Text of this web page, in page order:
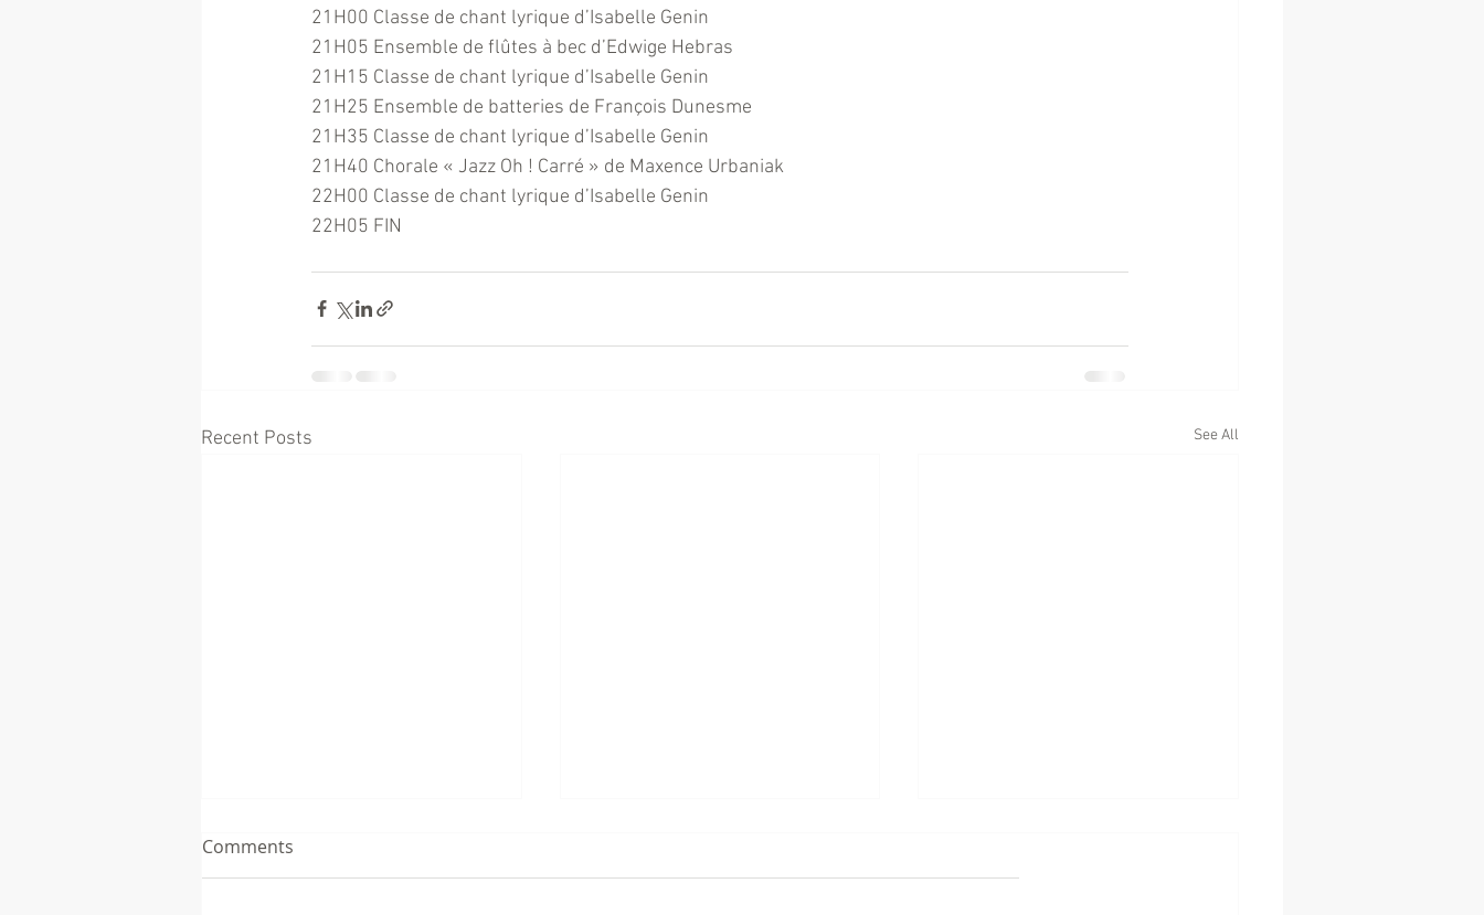
21H00 Classe de chant lyrique d’Isabelle Genin
21H05 Ensemble de flûtes à bec d’Edwige Hebras
21H15 Classe de chant lyrique d’Isabelle Genin
21H25 Ensemble de batteries de François Dunesme
21H35 Classe de chant lyrique d’Isabelle Genin
21H40 Chorale « Jazz Oh ! Carré » de Maxence Urbaniak
22H00 Classe de chant lyrique d’Isabelle Genin
22H05 FIN
Recent Posts See All
Comments